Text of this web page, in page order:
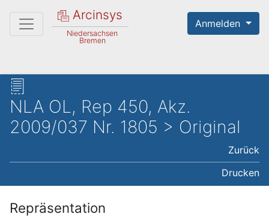
Arcinsys
Niedersachsen
Bremen
Anmelden
NLA OL, Rep 450, Akz.
2009/037 Nr. 1805 > Original
Zurück
Drucken
Repräsentation